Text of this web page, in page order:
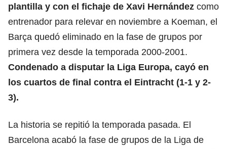
plantilla y con el fichaje de Xavi Hernández como
entrenador para relevar en noviembre a Koeman, el
Barça quedó eliminado en la fase de grupos por
primera vez desde la temporada 2000-2001.
Condenado a disputar la Liga Europa, cayó en
los cuartos de final contra el Eintracht (1-1 y 2-
3).
La historia se repitió la temporada pasada. El
Barcelona acabó la fase de grupos de la Liga de